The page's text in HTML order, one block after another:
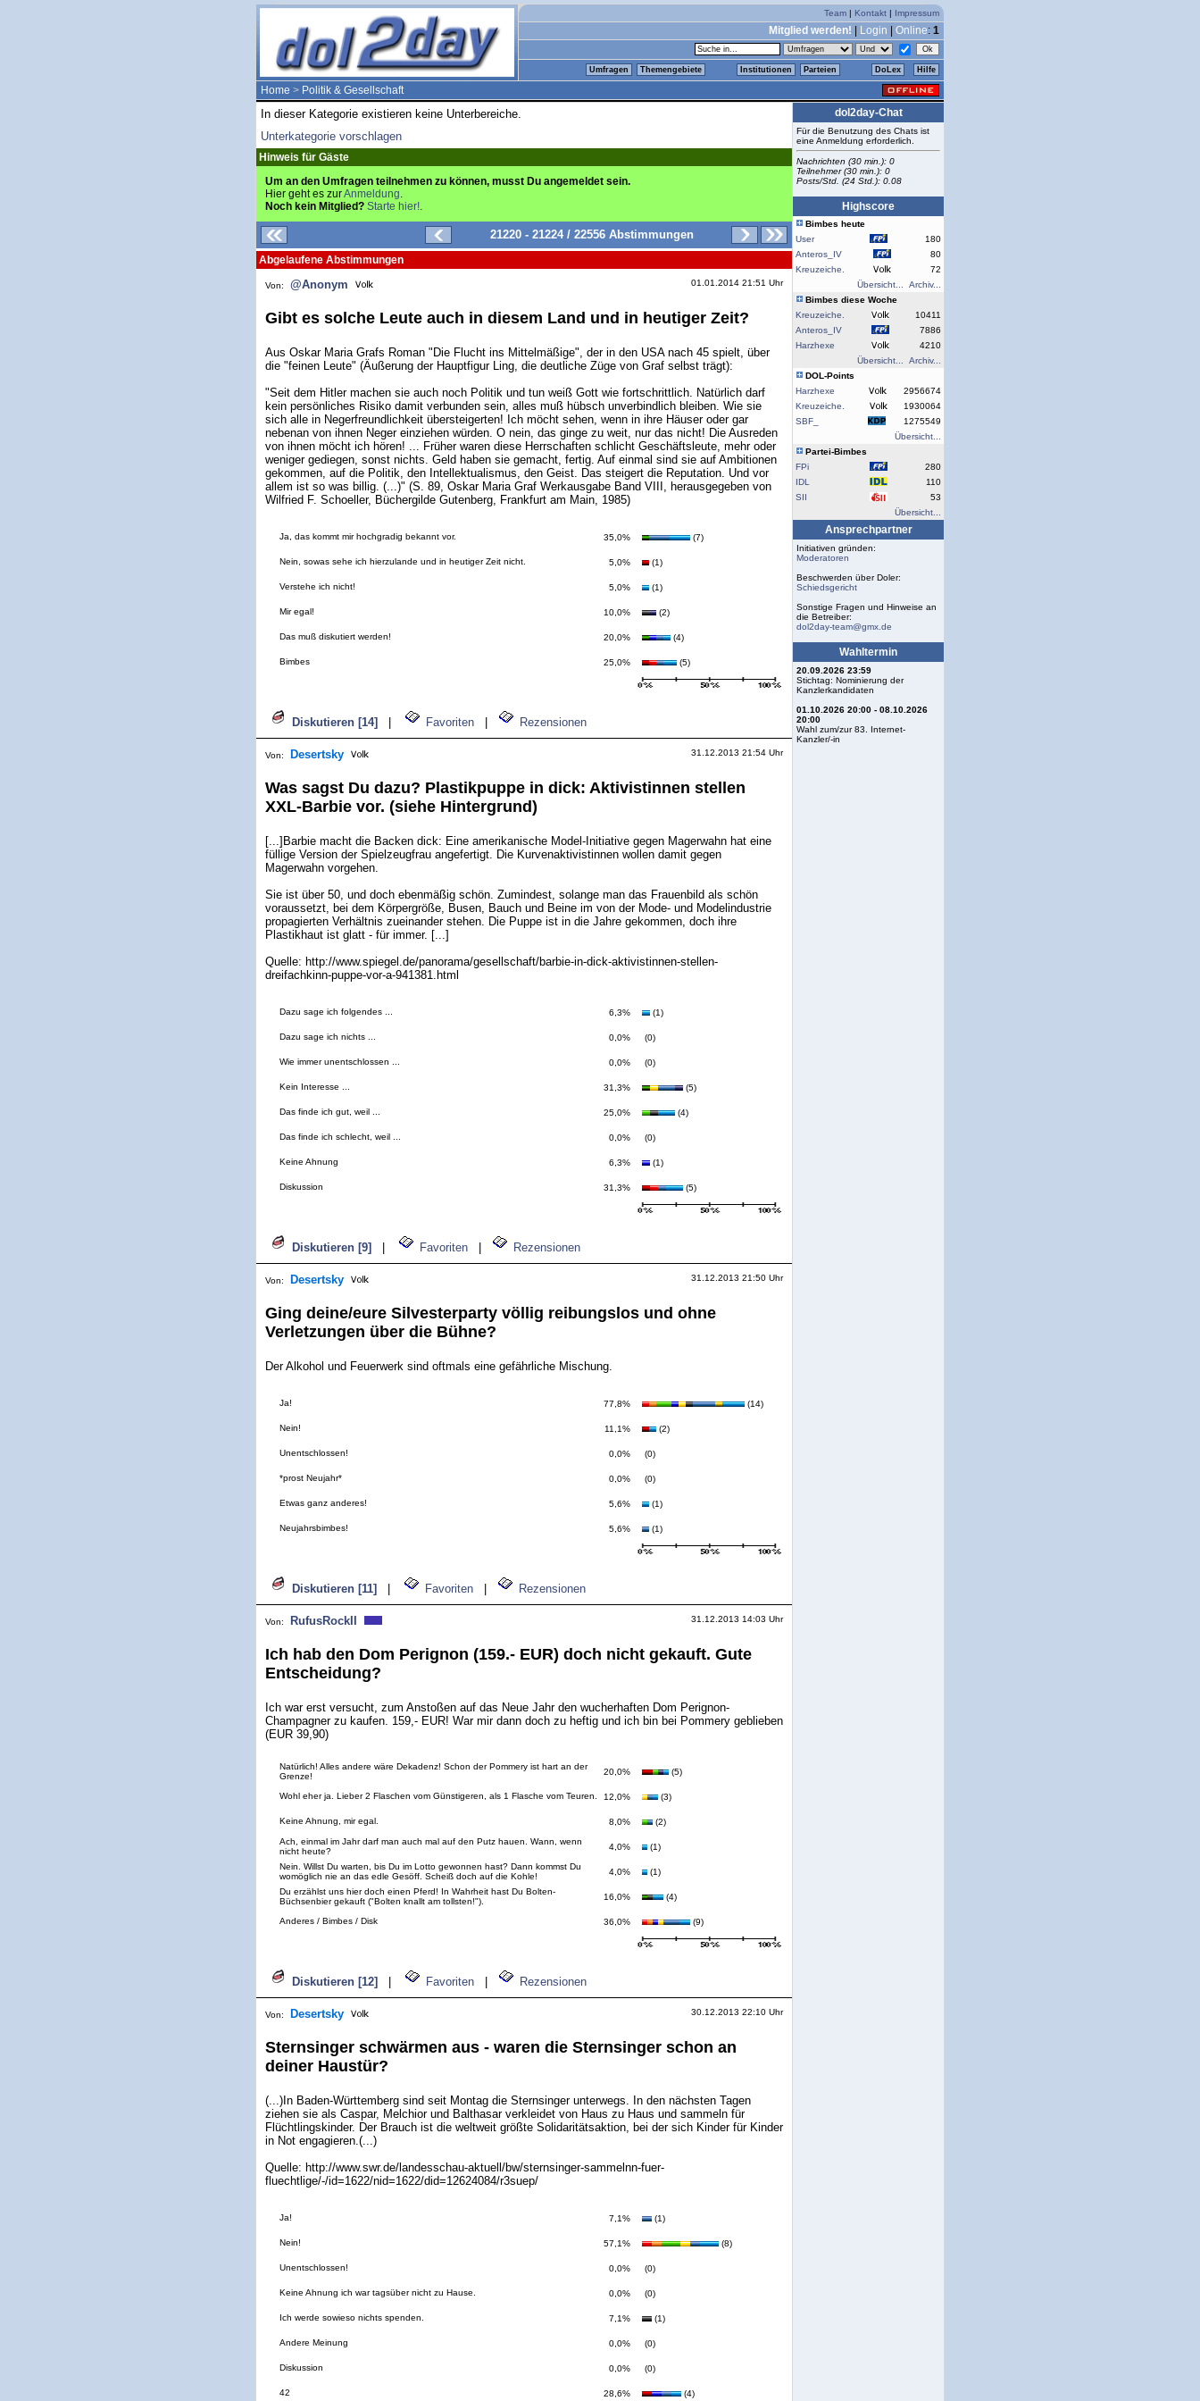
Team | Kontakt | Impressum
Mitglied werden! Login Online: 1
Umfragen Themengebiete Institutionen Parteien DoLex Hilfe
Home > Politik & Gesellschaft
In dieser Kategorie existieren keine Unterbereiche.
Unterkategorie vorschlagen
Hinweis für Gäste
Um an den Umfragen teilnehmen zu können, musst Du angemeldet sein.
Hier geht es zurAnmeldung.
Noch kein Mitglied? Starte hier!.
21220 - 21224 / 22556 Abstimmungen
Abgelaufene Abstimmungen
Von: @Anonym 01.01.2014 21:51 Uhr
Gibt es solche Leute auch in diesem Land und in heutiger Zeit?
Aus Oskar Maria Grafs Roman "Die Flucht ins Mittelmäßige", der in den USA nach 45 spielt, über
die "feinen Leute" (Äußerung der Hauptfigur Ling, die deutliche Züge von Graf selbst trägt):
"Seit dem Hitler machen sie auch noch Politik und tun weiß Gott wie fortschrittlich. Natürlich darf
kein persönliches Risiko damit verbunden sein, alles muß hübsch unverbindlich bleiben. Wie sie
sich alle in Negerfreundlichkeit übersteigerten! Ich möcht sehen, wenn in ihre Häuser oder gar
nebenan von ihnen Neger einziehen würden. O nein, das ginge zu weit, nur das nicht! Die Ausreden
von ihnen möcht ich hören! ... Früher waren diese Herrschaften schlicht Geschäftsleute, mehr oder
weniger gediegen, sonst nichts. Geld haben sie gemacht, fertig. Auf einmal sind sie auf Ambitionen
gekommen, auf die Politik, den Intellektualismus, den Geist. Das steigert die Reputation. Und vor
allem ist so was billig. (...)" (S. 89, Oskar Maria Graf Werkausgabe Band VIII, herausgegeben von
Wilfried F. Schoeller, Büchergilde Gutenberg, Frankfurt am Main, 1985)
Ja, das kommt mir hochgradig bekannt vor. 35,0% (7)
Nein, sowas sehe ich hierzulande und in heutiger Zeit nicht. 5,0% (1)
Verstehe ich nicht! 5,0% (1)
Mir egal! 10,0% (2)
Das muß diskutiert werden! 20,0% (4)
Bimbes 25,0% (5)
Diskutieren [14] Favoriten Rezensionen
Von: Desertsky 31.12.2013 21:54 Uhr
Was sagst Du dazu? Plastikpuppe in dick: Aktivistinnen stellen
XXL-Barbie vor. (siehe Hintergrund)
[...]Barbie macht die Backen dick: Eine amerikanische Model-Initiative gegen Magerwahn hat eine
füllige Version der Spielzeugfrau angefertigt. Die Kurvenaktivistinnen wollen damit gegen
Magerwahn vorgehen.
Sie ist über 50, und doch ebenmäßig schön. Zumindest, solange man das Frauenbild als schön
voraussetzt, bei dem Körpergröße, Busen, Bauch und Beine im von der Mode- und Modelindustrie
propagierten Verhältnis zueinander stehen. Die Puppe ist in die Jahre gekommen, doch ihre
Plastikhaut ist glatt - für immer. [...]
Quelle: http://www.spiegel.de/panorama/gesellschaft/barbie-in-dick-aktivistinnen-stellen-
dreifachkinn-puppe-vor-a-941381.html
Dazu sage ich folgendes ... 6,3% (1)
Dazu sage ich nichts ... 0,0% (0)
Wie immer unentschlossen ... 0,0% (0)
Kein Interesse ... 31,3% (5)
Das finde ich gut, weil ... 25,0% (4)
Das finde ich schlecht, weil ... 0,0% (0)
Keine Ahnung 6,3% (1)
Diskussion 31,3% (5)
Diskutieren [9] Favoriten Rezensionen
Von: Desertsky 31.12.2013 21:50 Uhr
Ging deine/eure Silvesterparty völlig reibungslos und ohne
Verletzungen über die Bühne?
Der Alkohol und Feuerwerk sind oftmals eine gefährliche Mischung.
Ja! 77,8% (14)
Nein! 11,1% (2)
Unentschlossen! 0,0% (0)
*prost Neujahr* 0,0% (0)
Etwas ganz anderes! 5,6% (1)
Neujahrsbimbes! 5,6% (1)
Diskutieren [11] Favoriten Rezensionen
Von: RufusRockII 31.12.2013 14:03 Uhr
Ich hab den Dom Perignon (159.- EUR) doch nicht gekauft. Gute
Entscheidung?
Ich war erst versucht, zum Anstoßen auf das Neue Jahr den wucherhaften Dom Perignon-
Champagner zu kaufen. 159,- EUR! War mir dann doch zu heftig und ich bin bei Pommery geblieben
(EUR 39,90)
Natürlich! Alles andere wäre Dekadenz! Schon der Pommery ist hart an der
Grenze!
20,0% (5)
Wohl eher ja. Lieber 2 Flaschen vom Günstigeren, als 1 Flasche vom Teuren. 12,0% (3)
Keine Ahnung, mir egal. 8,0%
(2)
Ach, einmal im Jahr darf man auch mal auf den Putz hauen. Wann, wenn
nicht heute?
4,0%
(1)
Nein. Willst Du warten, bis Du im Lotto gewonnen hast? Dann kommst Du
womöglich nie an das edle Gesöff. Scheiß doch auf die Kohle!
4,0%
(1)
Du erzählst uns hier doch einen Pferd! In Wahrheit hast Du Bolten-
Büchsenbier gekauft ("Bolten knallt am tollsten!").
16,0% (4)
Anderes / Bimbes / Disk 36,0% (9)
Diskutieren [12] Favoriten Rezensionen
Von: Desertsky 30.12.2013 22:10 Uhr
Sternsinger schwärmen aus - waren die Sternsinger schon an
deiner Haustür?
(...)In Baden-Württemberg sind seit Montag die Sternsinger unterwegs. In den nächsten Tagen
ziehen sie als Caspar, Melchior und Balthasar verkleidet von Haus zu Haus und sammeln für
Flüchtlingskinder. Der Brauch ist die weltweit größte Solidaritätsaktion, bei der sich Kinder für Kinder
in Not engagieren.(...)
Quelle: http://www.swr.de/landesschau-aktuell/bw/sternsinger-sammelnn-fuer-
fluechtlige/-/id=1622/nid=1622/did=12624084/r3suep/
Ja! 7,1% (1)
Nein! 57,1% (8)
Unentschlossen! 0,0% (0)
Keine Ahnung ich war tagsüber nicht zu Hause. 0,0% (0)
Ich werde sowieso nichts spenden. 7,1% (1)
Andere Meinung 0,0% (0)
Diskussion 0,0% (0)
42 28,6% (4)
dol2day-Chat
Für die Benutzung des Chats ist
eine Anmeldung erforderlich.
Nachrichten (30 min.): 0
Teilnehmer (30 min.): 0
Posts/Std. (24 Std.): 0.08
Highscore
Bimbes heute
User
180
Anteros_IV
80
Kreuzeiche.
72
Übersicht...
Archiv...
Bimbes diese Woche
Kreuzeiche.
10411
Anteros_IV
7886
Harzhexe
4210
Übersicht...
Archiv...
DOL-Points
Harzhexe
2956674
Kreuzeiche.
1930064
SBF_
1275549
Übersicht...
Partei-Bimbes
FPi
280
IDL
110
SII
53
Übersicht...
Ansprechpartner
Initiativen gründen:
Moderatoren
Beschwerden über Doler:
Schiedsgericht
Sonstige Fragen und Hinweise an
die Betreiber:
dol2day-team@gmx.de
Wahltermin
20.09.2026 23:59
Stichtag: Nominierung der
Kanzlerkandidaten
01.10.2026 20:00 - 08.10.2026
20:00
Wahl zum/zur 83. Internet-
Kanzler/-in